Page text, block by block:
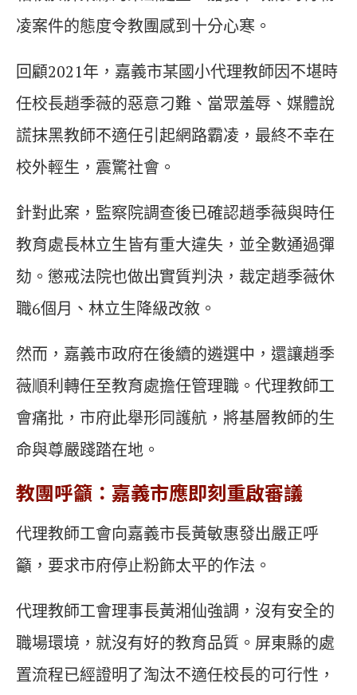
凌案件的態度令教團感到十分心寒。
回顧2021年，嘉義市某國小代理教師因不堪時
任校長趙季薇的惡意刁難、當眾羞辱、媒體說
謊抹黑教師不適任引起網路霸凌，最終不幸在
校外輕生，震驚社會。
針對此案，監察院調查後已確認趙季薇與時任
教育處長林立生皆有重大違失，並全數通過彈
劾。懲戒法院也做出實質判決，裁定趙季薇休
職6個月、林立生降級改敘。
然而，嘉義市政府在後續的遴選中，還讓趙季
薇順利轉任至教育處擔任管理職。代理教師工
會痛批，市府此舉形同護航，將基層教師的生
命與尊嚴踐踏在地。
教團呼籲：嘉義市應即刻重啟審議
代理教師工會向嘉義市長黃敏惠發出嚴正呼
籲，要求市府停止粉飾太平的作法。
代理教師工會理事長黃湘仙強調，沒有安全的
職場環境，就沒有好的教育品質。屏東縣的處
置流程已經證明了淘汰不適任校長的可行性，